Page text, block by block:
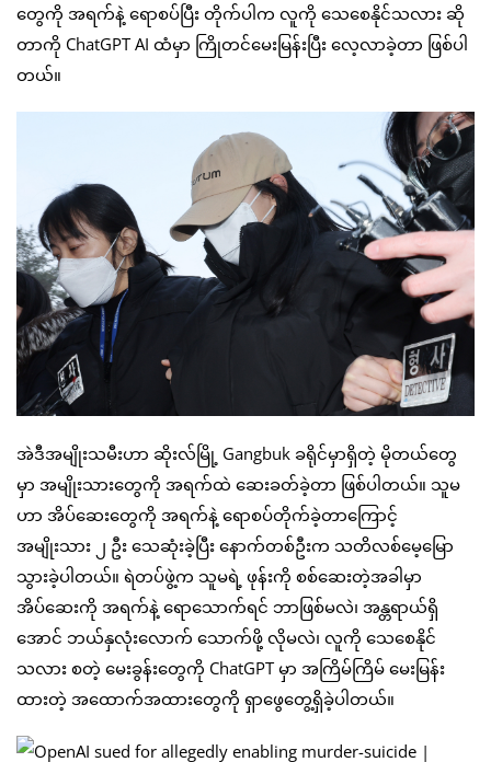
တွေကို အရက်နဲ့ ရောစပ်ပြီး တိုက်ပါက လူကို သေစေနိုင်သလား ဆို
တာကို ChatGPT AI ထံမှာ ကြိုတင်မေးမြန်းပြီး လေ့လာခဲ့တာ ဖြစ်ပါ
တယ်။
အဲဒီအမျိုးသမီးဟာ ဆိုးလ်မြို့ Gangbuk ခရိုင်မှာရှိတဲ့ မိုတယ်တွေ
မှာ အမျိုးသားတွေကို အရက်ထဲ ဆေးခတ်ခဲ့တာ ဖြစ်ပါတယ်။ သူမ
ဟာ အိပ်ဆေးတွေကို အရက်နဲ့ ရောစပ်တိုက်ခဲ့တာကြောင့်
အမျိုးသား ၂ ဦး သေဆုံးခဲ့ပြီး နောက်တစ်ဦးက သတိလစ်မေ့မြော
သွားခဲ့ပါတယ်။ ရဲတပ်ဖွဲ့က သူမရဲ့ ဖုန်းကို စစ်ဆေးတဲ့အခါမှာ
အိပ်ဆေးကို အရက်နဲ့ ရောသောက်ရင် ဘာဖြစ်မလဲ၊ အန္တရာယ်ရှိ
အောင် ဘယ်နှလုံးလောက် သောက်ဖို့ လိုမလဲ၊ လူကို သေစေနိုင်
သလား စတဲ့ မေးခွန်းတွေကို ChatGPT မှာ အကြိမ်ကြိမ် မေးမြန်း
ထားတဲ့ အထောက်အထားတွေကို ရှာဖွေတွေ့ရှိခဲ့ပါတယ်။